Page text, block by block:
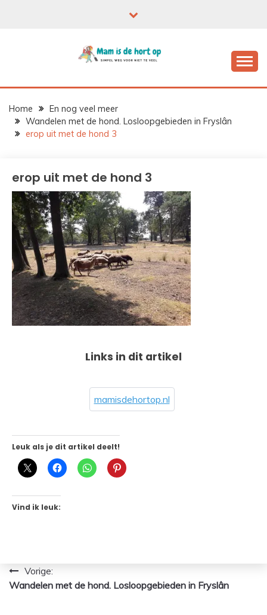
Home
En nog veel meer
Wandelen met de hond. Losloopgebieden in Fryslân
erop uit met de hond 3
erop uit met de hond 3
Links in dit artikel
mamisdehortop.nl
Leuk als je dit artikel deelt!
Vind ik leuk:
Bericht
navigatie
Vorige:
Wandelen met de hond. Losloopgebieden in Fryslân